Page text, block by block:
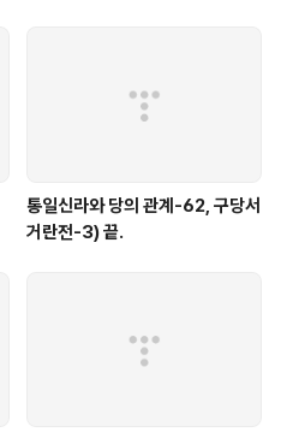
통일신라와 당의 관계-62, 구당서
거란전-3) 끝.